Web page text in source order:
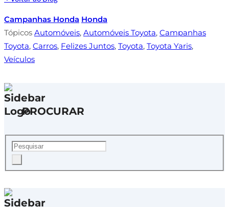
Campanhas Honda Honda
Tópicos Automóveis, Automóveis Toyota, Campanhas
Toyota, Carros, Felizes Juntos, Toyota, Toyota Yaris,
Veículos
PROCURAR